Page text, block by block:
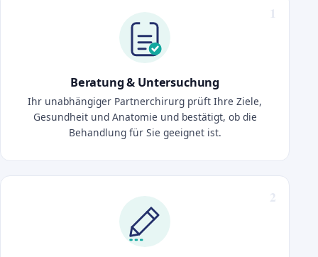
Beratung & Untersuchung
Ihr unabhängiger Partnerchirurg prüft Ihre Ziele,
Gesundheit und Anatomie und bestätigt, ob die
Behandlung für Sie geeignet ist.